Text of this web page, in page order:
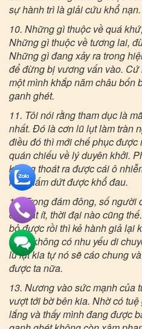
sự hành trì là giải cứu khổ nạn.
10. Những gì thuộc về quá
Những gì thuộc về tương lai,
Những gì đang xảy ra trong
để đừng bị vương vấn vào.
một mình khắp năm châu bốn
ganh ghét.
11. Tôi nói rằng tham dục là
nhất. Đó là cơn lũ lụt làm tràn
điều đó thì mới chế phục
quán chiếu về lý duyên khởi.
không thoát ra được cái ô
mà chấm dứt được khổ đau.
12. Trong đám đông, số
dục rất ít, thời đại nào cũng
bỏ được rồi thì kẻ hành giả lại
cũng không có nhu yếu di
lũ lụt kia tự nó sẽ cáo chung
được ta nữa.
13. Nương vào sức mạnh của
vượt tới bờ bên kia. Nhờ có
lắng và thấy mình đang được